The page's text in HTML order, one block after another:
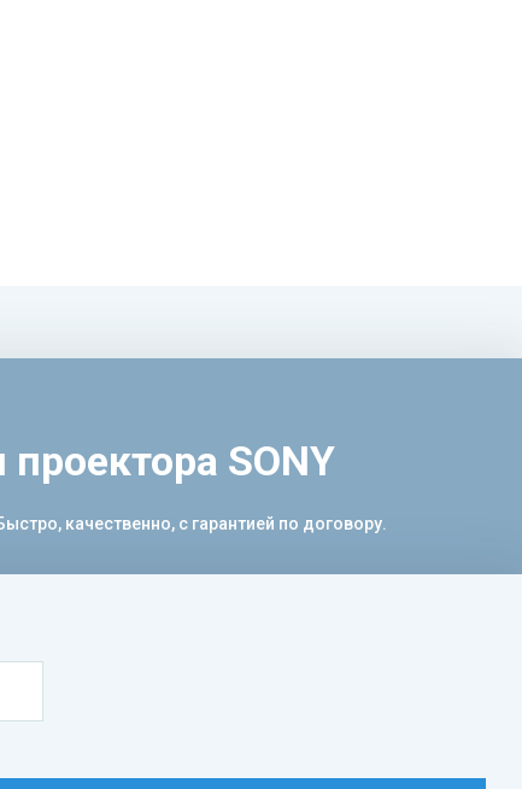
SONY
качественно, с гарантией по договору.